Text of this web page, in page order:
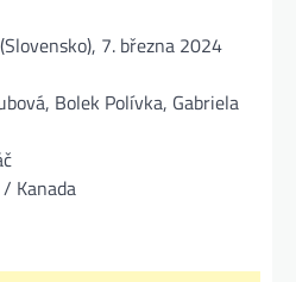
7. března 2024
Bolek Polívka, Gabriela
Kanada